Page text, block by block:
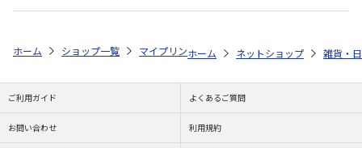
ホーム ショップ一覧 マイプリント ビーンズ迷子札【ミヌエット
ホーム ネットショップ 雑貨・
ご利用ガイド よくあるご質問
お問い合わせ 利用規約